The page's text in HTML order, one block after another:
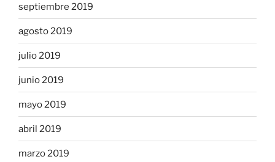
septiembre 2019
agosto 2019
julio 2019
junio 2019
mayo 2019
abril 2019
marzo 2019